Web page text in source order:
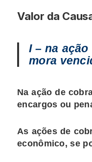
Valor da
I – na
mora
Na ação de
encargos ou
As ações de
econômico, se